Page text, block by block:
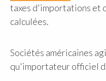
taxes d'importations et
calculées.
Sociétés américaines
qu'importateur officiel